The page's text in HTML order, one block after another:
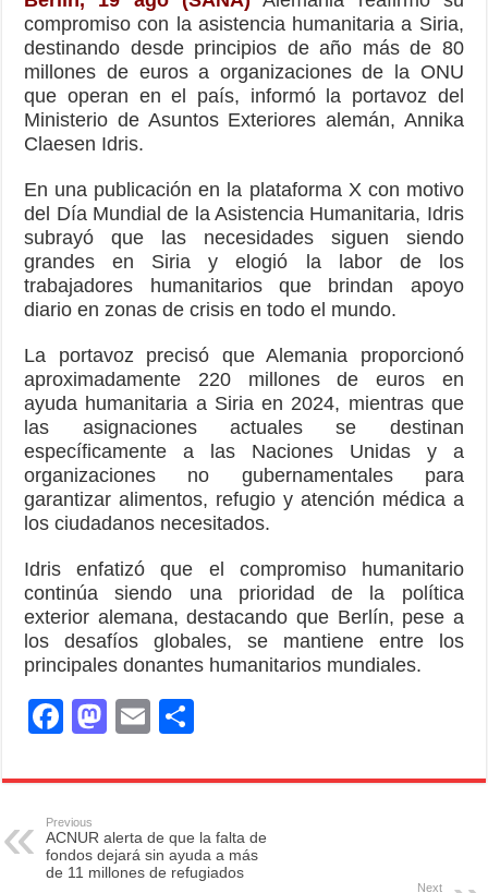
compromiso con la asistencia humanitaria a Siria,
destinando desde principios de año más de 80
millones de euros a organizaciones de la ONU
que operan en el país, informó la portavoz del
Ministerio de Asuntos Exteriores alemán, Annika
Claesen Idris.
En una publicación en la plataforma X con motivo
del Día Mundial de la Asistencia Humanitaria, Idris
subrayó que las necesidades siguen siendo
grandes en Siria y elogió la labor de los
trabajadores humanitarios que brindan apoyo
diario en zonas de crisis en todo el mundo.
La portavoz precisó que Alemania proporcionó
aproximadamente 220 millones de euros en
ayuda humanitaria a Siria en 2024, mientras que
las asignaciones actuales se destinan
específicamente a las Naciones Unidas y a
organizaciones no gubernamentales para
garantizar alimentos, refugio y atención médica a
los ciudadanos necesitados.
Idris enfatizó que el compromiso humanitario
continúa siendo una prioridad de la política
exterior alemana, destacando que Berlín, pese a
los desafíos globales, se mantiene entre los
principales donantes humanitarios mundiales.
F
c
e
b
M
st
d
E
ail ar
Previous
ACNUR alerta de que la falta de
fondos dejará sin ayuda a más
de 11 millones de refugiados
Next